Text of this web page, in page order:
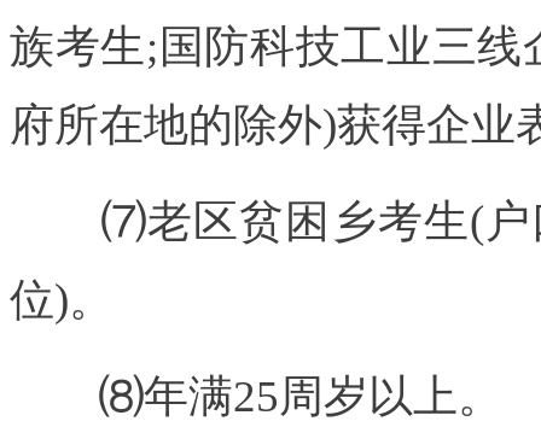
族考生;国防科技工业三
府所在地的除外)获得企业
⑺老区贫困乡考生(户
位)。
⑻年满25周岁以上。